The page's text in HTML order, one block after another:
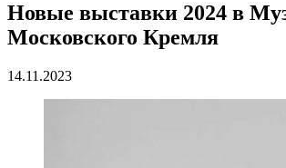
Новые выставки 2024 в
Московского Кремля
14.11.2023